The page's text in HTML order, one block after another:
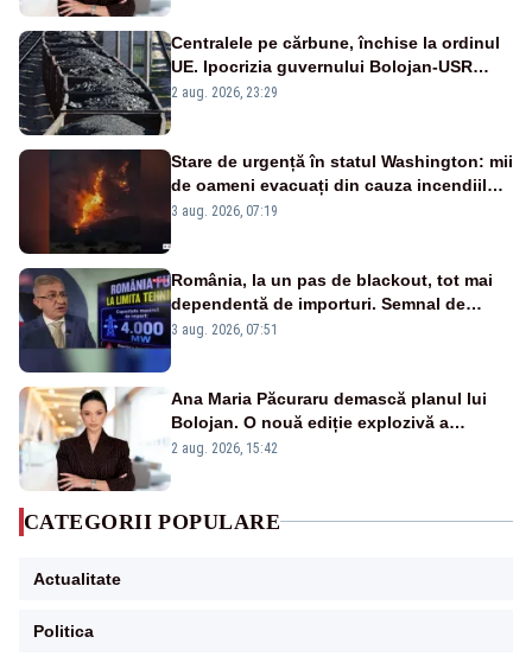
Centralele pe cărbune, închise la ordinul
UE. Ipocrizia guvernului Bolojan-USR
după starea de alertă
2 aug. 2026, 23:29
Stare de urgență în statul Washington: mii
de oameni evacuați din cauza incendiilor
puternice de vegetație
3 aug. 2026, 07:19
România, la un pas de blackout, tot mai
dependentă de importuri. Semnal de
alarmă tras de un expert în energie
3 aug. 2026, 07:51
Ana Maria Păcuraru demască planul lui
Bolojan. O nouă ediție explozivă a
emisiunii „Miza Zilei” la Realitatea PLUS
2 aug. 2026, 15:42
CATEGORII POPULARE
Actualitate
Politica